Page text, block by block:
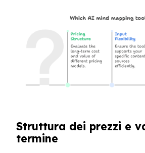
Struttura dei prezzi e
termine